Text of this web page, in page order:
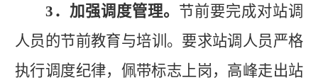
3．加强调度管理。 节前要完成对站调
人员的节前教育与培训。要求站调人员严格
执行调度纪律，佩带标志上岗，高峰走出站